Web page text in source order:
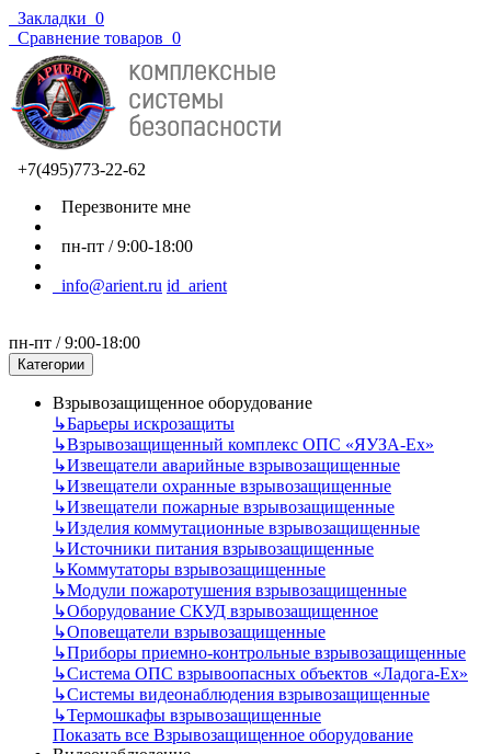
Закладки 0
Сравнение товаров 0
+7(495)773-22-62
Перезвоните мне
пн-пт / 9:00-18:00
info@arient.ru id_arient
пн-пт / 9:00-18:00
Категории
Взрывозащищенное оборудование
↳Барьеры искрозащиты
↳Взрывозащищенный комплекс ОПС «ЯУЗА-Ех»
↳Извещатели аварийные взрывозащищенные
↳Извещатели охранные взрывозащищенные
↳Извещатели пожарные взрывозащищенные
↳Изделия коммутационные взрывозащищенные
↳Источники питания взрывозащищенные
↳Коммутаторы взрывозащищенные
↳Модули пожаротушения взрывозащищенные
↳Оборудование СКУД взрывозащищенное
↳Оповещатели взрывозащищенные
↳Приборы приемно-контрольные взрывозащищенные
↳Система ОПС взрывоопасных объектов «Ладога-Ex»
↳Системы видеонаблюдения взрывозащищенные
↳Термошкафы взрывозащищенные
Показать все Взрывозащищенное оборудование